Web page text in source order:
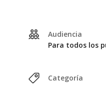
a la
sin embargo, si lo
de un sabroso almuerzo por
Audiencia
Para todos los
Categoría